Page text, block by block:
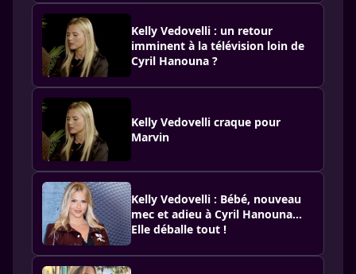
Kelly Vedovelli : un retour
imminent à la télévision loin de
Cyril Hanouna ?
Kelly Vedovelli craque pour
Marvin
Kelly Vedovelli : Bébé, nouveau
mec et adieu à Cyril Hanouna...
Elle déballe tout !